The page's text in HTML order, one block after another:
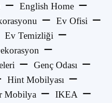
English Home
Ev Ofisi
Ev Temizliği
Genç Odası
Hint Mobilyası
Mobilya
IKEA